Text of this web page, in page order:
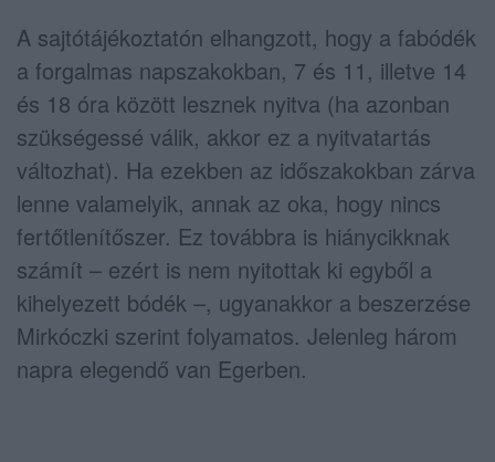
A sajtótájékoztatón elhangzott, hogy a fabódék
a forgalmas napszakokban, 7 és 11, illetve 14
és 18 óra között lesznek nyitva (ha azonban
szükségessé válik, akkor ez a nyitvatartás
változhat). Ha ezekben az időszakokban zárva
lenne valamelyik, annak az oka, hogy nincs
fertőtlenítőszer. Ez továbbra is hiánycikknak
számít – ezért is nem nyitottak ki egyből a
kihelyezett bódék –, ugyanakkor a beszerzése
Mirkóczki szerint folyamatos. Jelenleg három
napra elegendő van Egerben.